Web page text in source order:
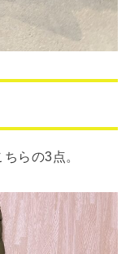
ちらの3点。